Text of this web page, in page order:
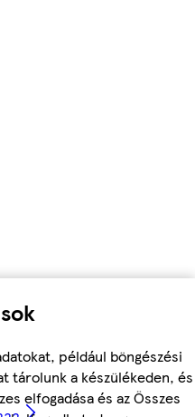
például böngészési
tárolunk a készülékeden, és
elfogadása és az Összes